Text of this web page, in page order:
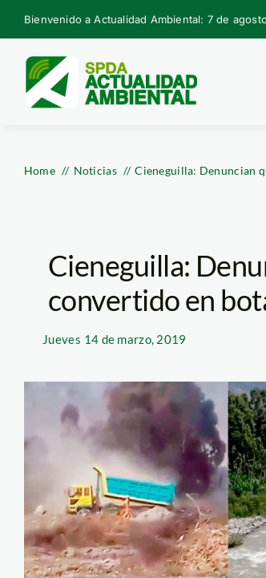
Skip
to
content
Bienvenido a Actualidad Ambiental: 7 de
Home Noticias Cieneguilla: Denuncian
Cieneguilla:
convertido en
Jueves 14 de marzo, 2019